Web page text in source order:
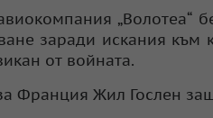
заради искания към
от войната.
Франция Жил Гослен